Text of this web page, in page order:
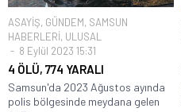
ASAYİŞ, GÜNDEM, SAMSUN
HABERLERİ, ULUSAL
8 Eylül 2023 15:31
4 ÖLÜ, 774 YARALI
Samsun'da 2023 Ağustos ayında
polis bölgesinde meydana gelen